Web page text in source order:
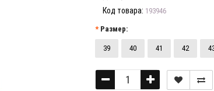
Код товара: 193946
Размер:
39 40 41 42